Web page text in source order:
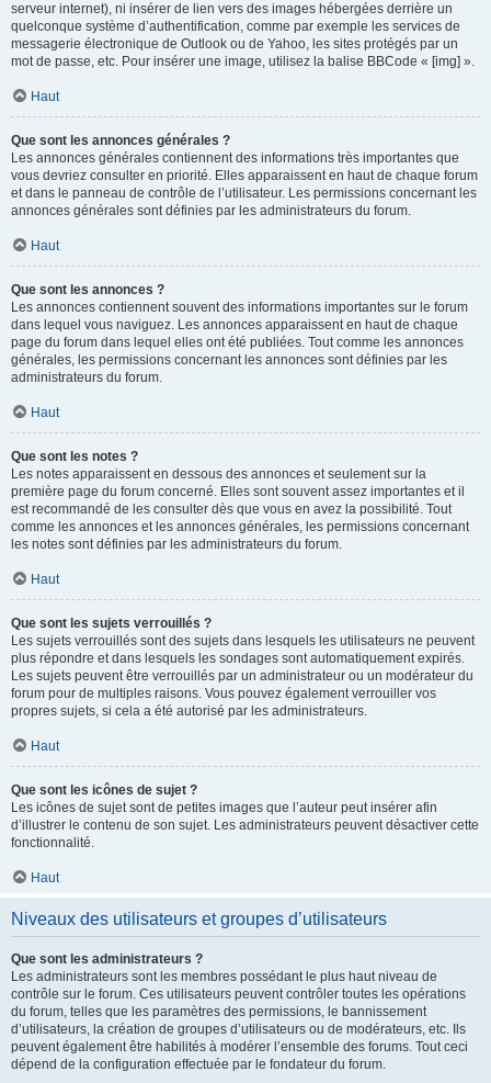
serveur internet), ni insérer de lien vers des images hébergées derrière un
quelconque système d’authentification, comme par exemple les services de
messagerie électronique de Outlook ou de Yahoo, les sites protégés par un
mot de passe, etc. Pour insérer une image, utilisez la balise BBCode « [img] ».
Haut
Que sont les annonces générales ?
Les annonces générales contiennent des informations très importantes que
vous devriez consulter en priorité. Elles apparaissent en haut de chaque forum
et dans le panneau de contrôle de l’utilisateur. Les permissions concernant les
annonces générales sont définies par les administrateurs du forum.
Haut
Que sont les annonces ?
Les annonces contiennent souvent des informations importantes sur le forum
dans lequel vous naviguez. Les annonces apparaissent en haut de chaque
page du forum dans lequel elles ont été publiées. Tout comme les annonces
générales, les permissions concernant les annonces sont définies par les
administrateurs du forum.
Haut
Que sont les notes ?
Les notes apparaissent en dessous des annonces et seulement sur la
première page du forum concerné. Elles sont souvent assez importantes et il
est recommandé de les consulter dès que vous en avez la possibilité. Tout
comme les annonces et les annonces générales, les permissions concernant
les notes sont définies par les administrateurs du forum.
Haut
Que sont les sujets verrouillés ?
Les sujets verrouillés sont des sujets dans lesquels les utilisateurs ne peuvent
plus répondre et dans lesquels les sondages sont automatiquement expirés.
Les sujets peuvent être verrouillés par un administrateur ou un modérateur du
forum pour de multiples raisons. Vous pouvez également verrouiller vos
propres sujets, si cela a été autorisé par les administrateurs.
Haut
Que sont les icônes de sujet ?
Les icônes de sujet sont de petites images que l’auteur peut insérer afin
d’illustrer le contenu de son sujet. Les administrateurs peuvent désactiver cette
fonctionnalité.
Haut
Niveaux des utilisateurs et groupes d’utilisateurs
Que sont les administrateurs ?
Les administrateurs sont les membres possédant le plus haut niveau de
contrôle sur le forum. Ces utilisateurs peuvent contrôler toutes les opérations
du forum, telles que les paramètres des permissions, le bannissement
d’utilisateurs, la création de groupes d’utilisateurs ou de modérateurs, etc. Ils
peuvent également être habilités à modérer l’ensemble des forums. Tout ceci
dépend de la configuration effectuée par le fondateur du forum.